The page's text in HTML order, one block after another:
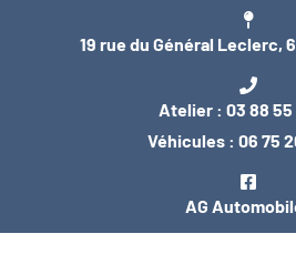
19 rue du Général Leclerc,
Atelier : 03 88
Véhicules : 06 75
AG